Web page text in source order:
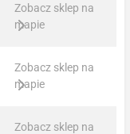
Zobacz sklep na
mapie
Zobacz sklep na
mapie
Zobacz sklep na